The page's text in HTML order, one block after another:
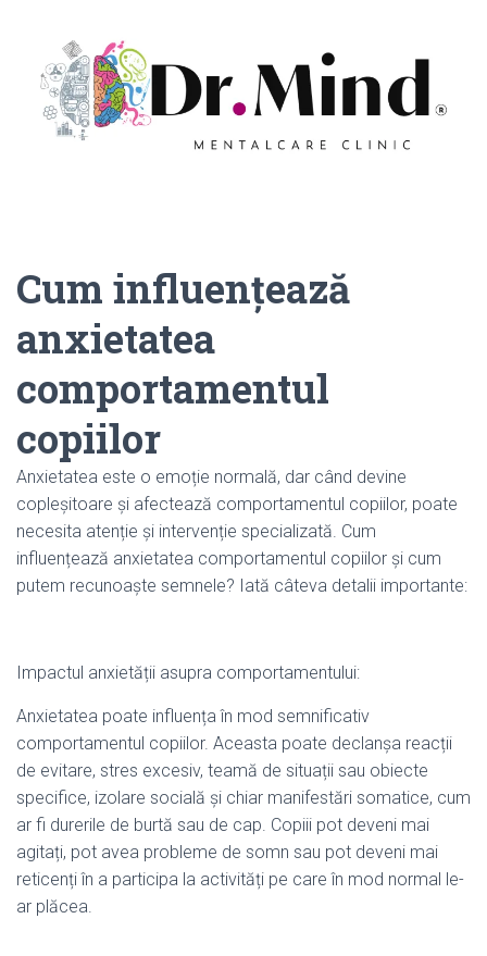
Cum influențează
anxietatea
comportamentul
copiilor
Anxietatea este o emoție normală, dar când devine
copleșitoare și afectează comportamentul copiilor, poate
necesita atenție și intervenție specializată. Cum
influențează anxietatea comportamentul copiilor și cum
putem recunoaște semnele? Iată câteva detalii importante:
Impactul anxietății asupra comportamentului:
Anxietatea poate influența în mod semnificativ
comportamentul copiilor. Aceasta poate declanșa reacții
de evitare, stres excesiv, teamă de situații sau obiecte
specifice, izolare socială și chiar manifestări somatice, cum
ar fi durerile de burtă sau de cap. Copiii pot deveni mai
agitați, pot avea probleme de somn sau pot deveni mai
reticenți în a participa la activități pe care în mod normal le-
ar plăcea.